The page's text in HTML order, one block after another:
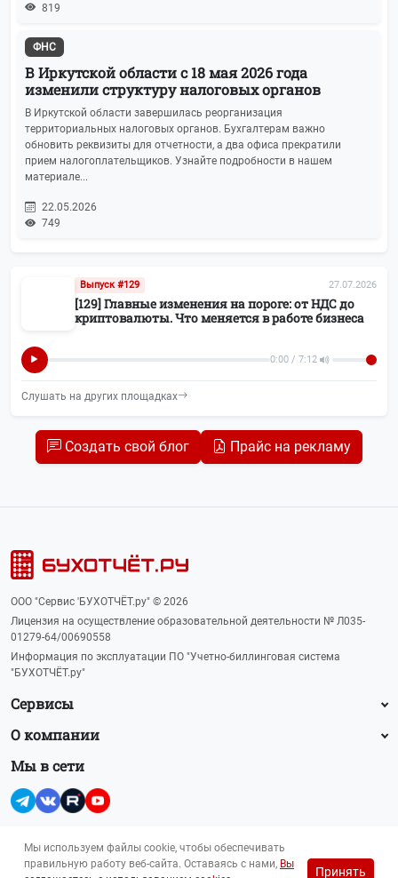
819
ФНС
В Иркутской области с 18 мая 2026 года
изменили структуру налоговых органов
В Иркутской области завершилась реорганизация
территориальных налоговых органов. Бухгалтерам важно
обновить реквизиты для отчетности, а два офиса прекратили
прием налогоплательщиков. Узнайте подробности в нашем
материале...
22.05.2026
749
Выпуск #129 27.07.2026
[129] Главные изменения на пороге: от НДС до
криптовалюты. Что меняется в работе бизнеса
0:00 / 7:12
Слушать на других площадках
Создать свой блог Прайс на рекламу
ООО "Сервис 'БУХОТЧЁТ.ру" © 2026
Лицензия на осуществление образовательной деятельности № Л035-
01279-64/00690558
Информация по эксплуатации ПО "Учетно-биллинговая система
"БУХОТЧЁТ.ру"
Сервисы
О компании
Мы в сети
Мы используем файлы cookie, чтобы обеспечивать
правильную работу веб-сайта. Оставаясь с нами, Вы
Принять